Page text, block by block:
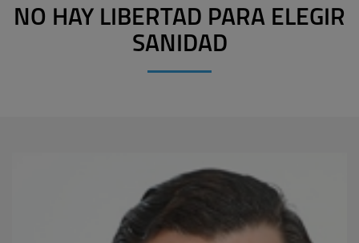
NO HAY LIBERTAD PARA ELEGIR
SANIDAD